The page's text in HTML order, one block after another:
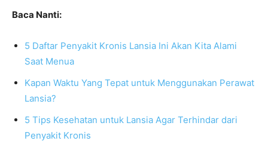
Baca Nanti:
5 Daftar Penyakit Kronis Lansia Ini Akan Kita Alami
Saat Menua
Kapan Waktu Yang Tepat untuk Menggunakan Perawat
Lansia?
5 Tips Kesehatan untuk Lansia Agar Terhindar dari
Penyakit Kronis